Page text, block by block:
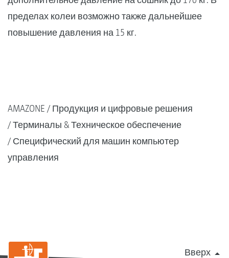
пределах колеи возможно также дальнейшее
повышение давления на 15 кг.
AMAZONE
Продукция и цифровые решения
Терминалы & Техническое обеспечение
Специфический для машин компьютер
управления
Вверх